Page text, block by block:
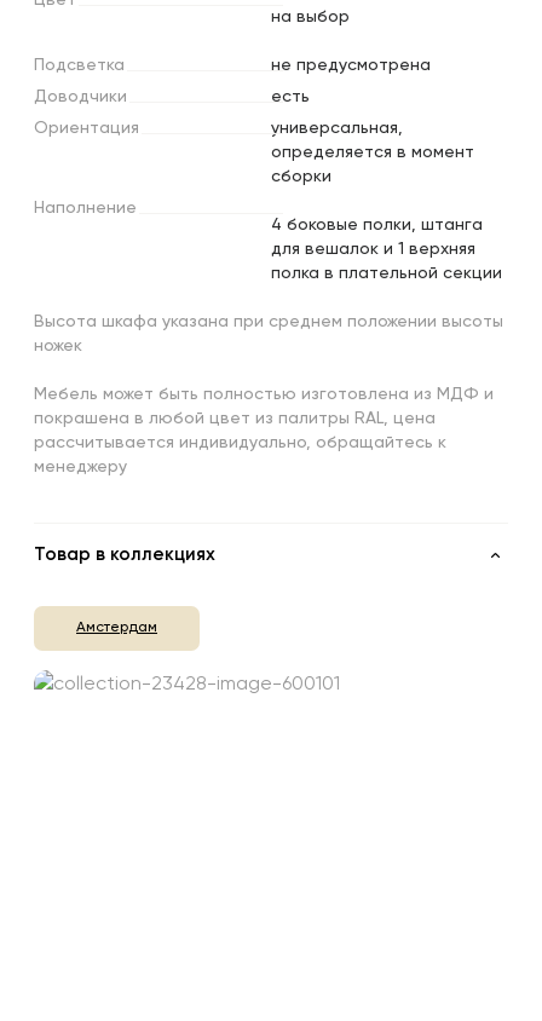
на выбор
Подсветка
не предусмотрена
Доводчики
есть
Ориентация
универсальная,
определяется в момент
сборки
Наполнение
4 боковые полки, штанга
для вешалок и 1 верхняя
полка в плательной секции
Высота шкафа указана при среднем положении высоты
ножек
Мебель может быть полностью изготовлена из МДФ и
покрашена в любой цвет из палитры RAL, цена
рассчитывается индивидуально, обращайтесь к
менеджеру
Товар в коллекциях
Амстердам